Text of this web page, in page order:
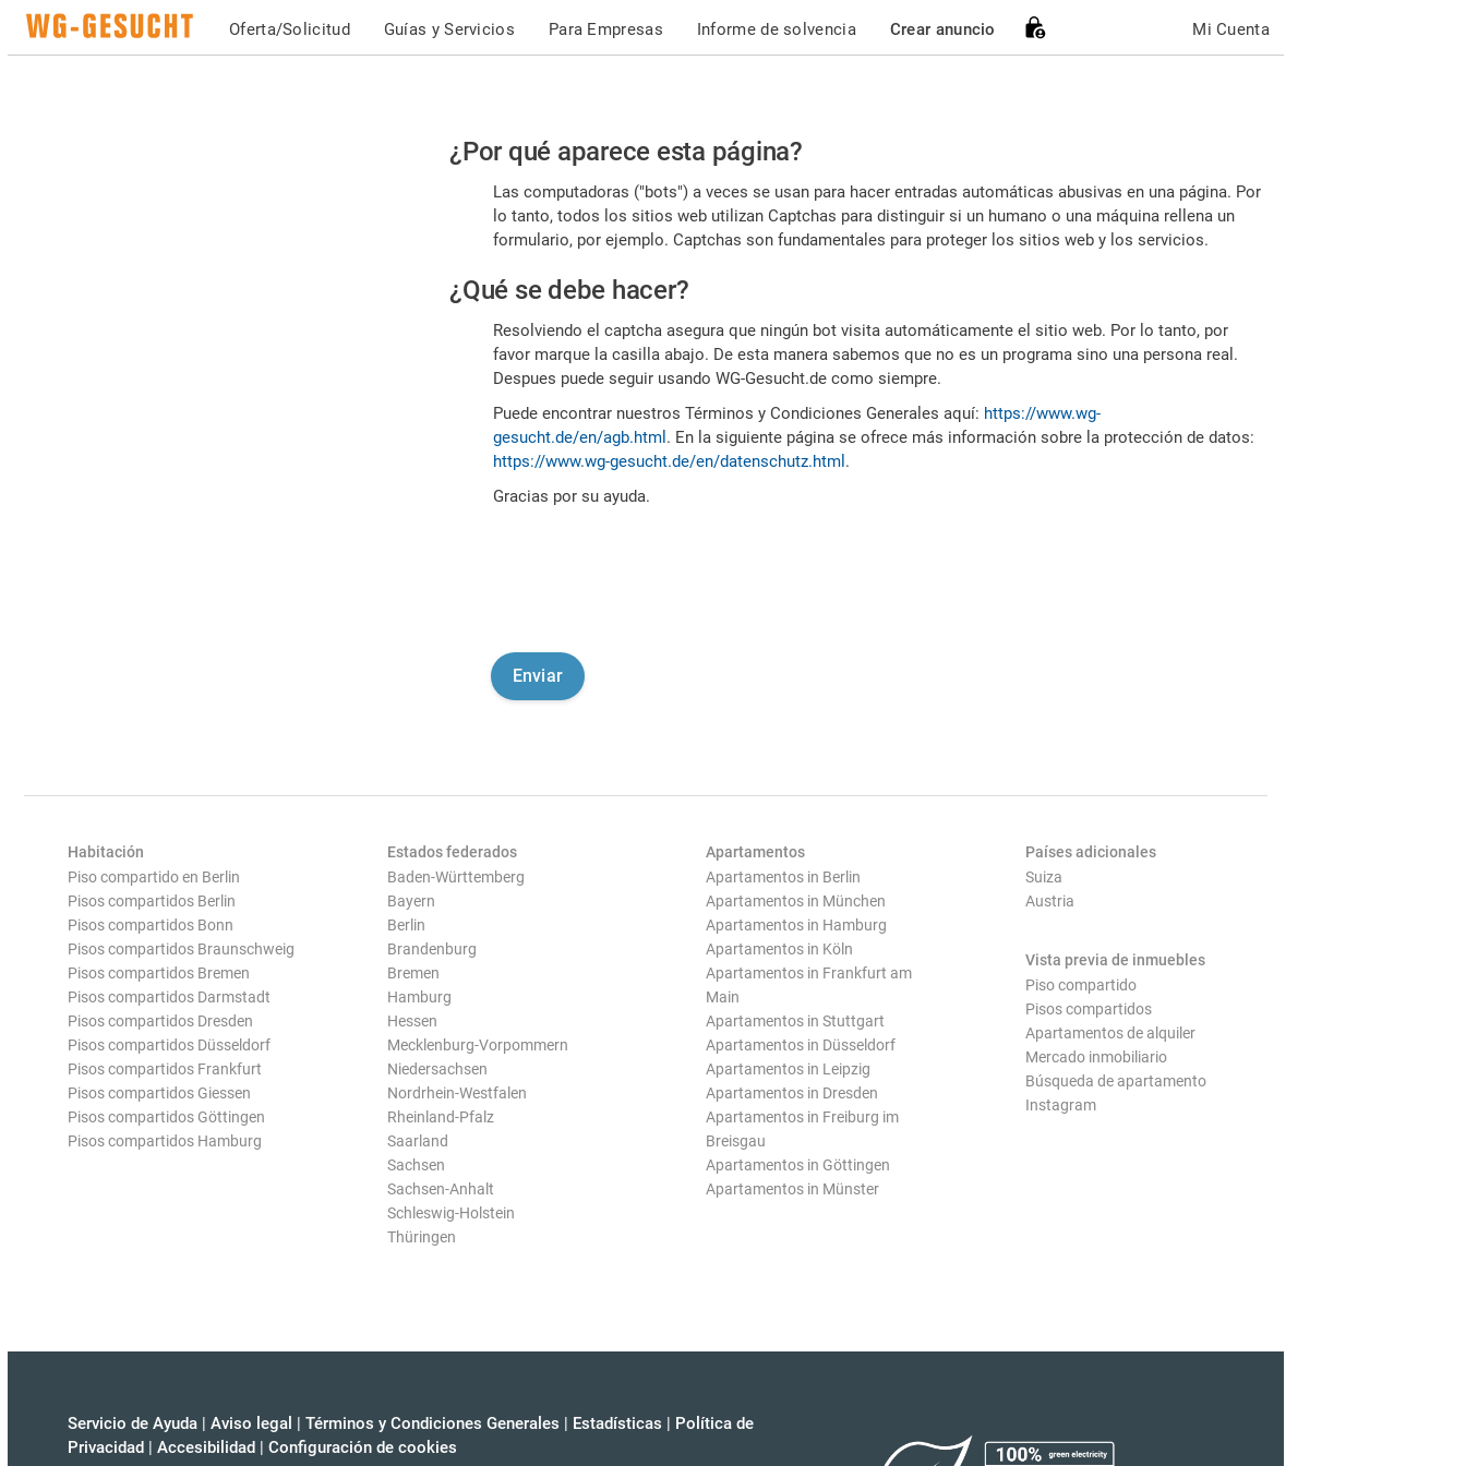
Oferta/Solicitud Guías y Servicios Para Empresas Informe de solvencia Crear anuncio Mi Cuenta
Por
favor,
confirme
es
humano
¿Por qué aparece esta página?
Las computadoras ("bots") a veces se usan para hacer entradas automáticas abusivas en una página. Por
lo tanto, todos los sitios web utilizan Captchas para distinguir si un humano o una máquina rellena un
formulario, por ejemplo. Captchas son fundamentales para proteger los sitios web y los servicios.
¿Qué se debe hacer?
Resolviendo el captcha asegura que ningún bot visita automáticamente el sitio web. Por lo tanto, por
favor marque la casilla abajo. De esta manera sabemos que no es un programa sino una persona real.
Despues puede seguir usando WG-Gesucht.de como siempre.
Puede encontrar nuestros Términos y Condiciones Generales aquí: https://www.wg-
gesucht.de/en/agb.html . En la siguiente página se ofrece más información sobre la protección de datos:
https://www.wg-gesucht.de/en/datenschutz.html .
Gracias por su ayuda.
Habitación
Piso compartido en Berlin
Pisos compartidos Berlin
Pisos compartidos Bonn
Pisos compartidos Braunschweig
Pisos compartidos Bremen
Pisos compartidos Darmstadt
Pisos compartidos Dresden
Pisos compartidos Düsseldorf
Pisos compartidos Frankfurt
Pisos compartidos Giessen
Pisos compartidos Göttingen
Pisos compartidos Hamburg
Estados federados
Baden-Württemberg
Bayern
Berlin
Brandenburg
Bremen
Hamburg
Hessen
Mecklenburg-Vorpommern
Niedersachsen
Nordrhein-Westfalen
Rheinland-Pfalz
Saarland
Sachsen
Sachsen-Anhalt
Schleswig-Holstein
Thüringen
Apartamentos
Apartamentos in Berlin
Apartamentos in München
Apartamentos in Hamburg
Apartamentos in Köln
Apartamentos in Frankfurt am
Main
Apartamentos in Stuttgart
Apartamentos in Düsseldorf
Apartamentos in Leipzig
Apartamentos in Dresden
Apartamentos in Freiburg im
Breisgau
Apartamentos in Göttingen
Apartamentos in Münster
Países adicionales
Suiza
Austria
Vista previa de inmuebles
Piso compartido
Pisos compartidos
Apartamentos de alquiler
Mercado inmobiliario
Búsqueda de apartamento
Instagram
Servicio de Ayuda | Aviso legal | Términos y Condiciones Generales | Estadísticas | Política de
Privacidad | Accesibilidad | Configuración de cookies